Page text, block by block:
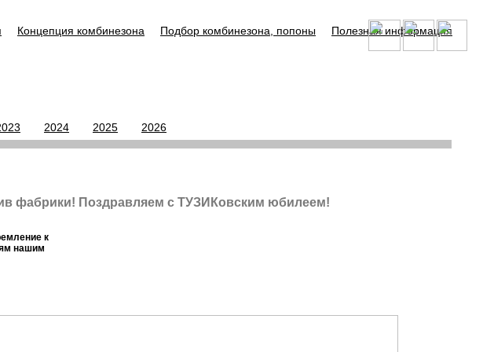
Концепция комбинезона Подбор комбинезона, попоны Полезная информация
2024 2025 2026
фабрики! Поздравляем с ТУЗИКовским юбилеем!
к
нашим